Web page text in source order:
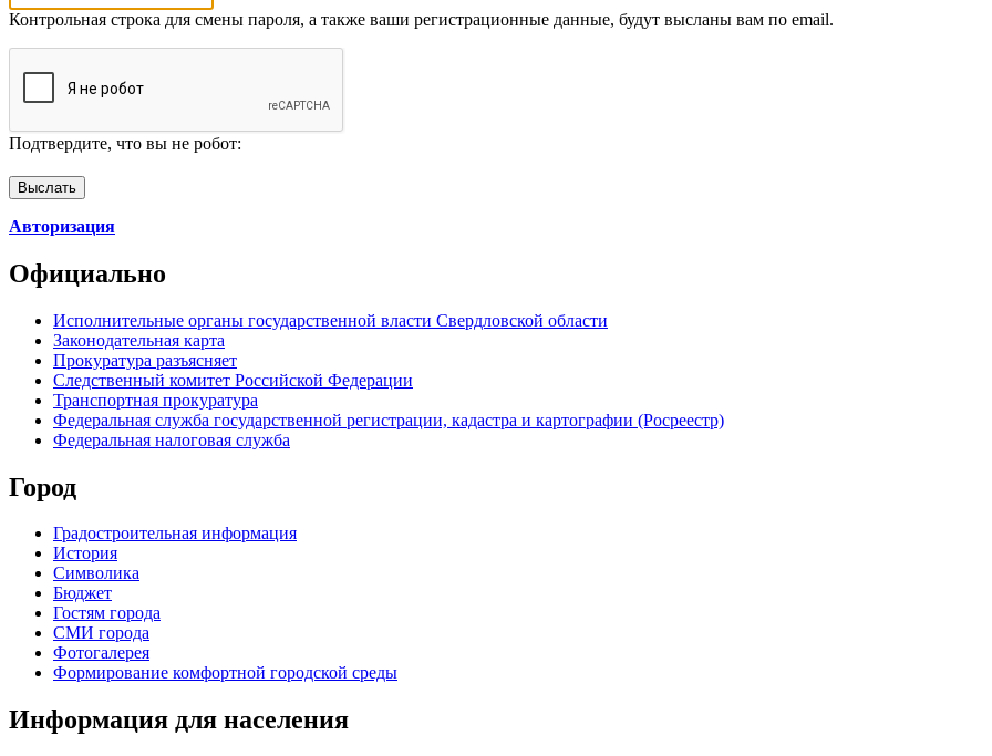
Контрольная строка для смены пароля, а также ваши регистрационные данные, будут высланы вам по email.
Подтвердите, что вы не робот:
Авторизация
Официально
Исполнительные органы государственной власти Свердловской области
Законодательная карта
Прокуратура разъясняет
Следственный комитет Российской Федерации
Транспортная прокуратура
Федеральная служба государственной регистрации, кадастра и картографии (Росреестр)
Федеральная налоговая служба
Город
Градостроительная информация
История
Символика
Бюджет
Гостям города
СМИ города
Фотогалерея
Формирование комфортной городской среды
Информация для населения